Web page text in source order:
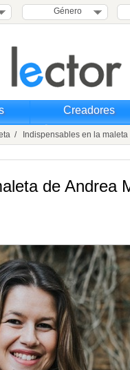
Género
Creadores
/ Indispensables en la maleta
de Andrea